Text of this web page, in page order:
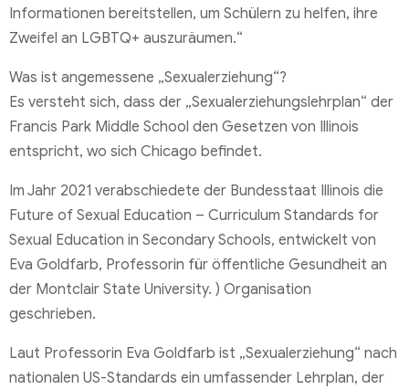
Informationen bereitstellen, um Schülern zu helfen, ihre
Zweifel an LGBTQ+ auszuräumen.“
Was ist angemessene „Sexualerziehung“?
Es versteht sich, dass der „Sexualerziehungslehrplan“ der
Francis Park Middle School den Gesetzen von Illinois
entspricht, wo sich Chicago befindet.
Im Jahr 2021 verabschiedete der Bundesstaat Illinois die
Future of Sexual Education – Curriculum Standards for
Sexual Education in Secondary Schools, entwickelt von
Eva Goldfarb, Professorin für öffentliche Gesundheit an
der Montclair State University. ) Organisation
geschrieben.
Laut Professorin Eva Goldfarb ist „Sexualerziehung“ nach
nationalen US-Standards ein umfassender Lehrplan, der